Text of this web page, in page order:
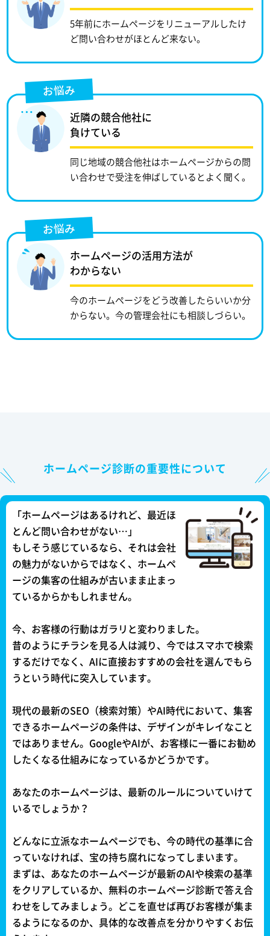
5年前にホームページをリニューアルしたけ
ど問い合わせがほとんど来ない。
お悩み
近隣の競合他社に
負けている
同じ地域の競合他社はホームページからの問
い合わせで受注を伸ばしているとよく聞く。
お悩み
ホームページの活用方法が
わからない
今のホームページをどう改善したらいいか分
からない。今の管理会社にも相談しづらい。
ホームページ診断の重要性について
「ホームページはあるけれど、最近ほ
とんど問い合わせがない…」
もしそう感じているなら、それは会社
の魅力がないからではなく、ホームペ
ージの集客の仕組みが古いまま止まっ
ているからかもしれません。
今、お客様の行動はガラリと変わりました。
昔のようにチラシを見る人は減り、今ではスマホで検索
するだけでなく、AIに直接おすすめの会社を選んでもら
うという時代に突入しています。
現代の最新のSEO（検索対策）やAI時代において、集客
できるホームページの条件は、デザインがキレイなこと
ではありません。GoogleやAIが、お客様に一番にお勧め
したくなる仕組みになっているかどうかです。
あなたのホームページは、最新のルールについていけて
いるでしょうか？
どんなに立派なホームページでも、今の時代の基準に合
っていなければ、宝の持ち腐れになってしまいます。
まずは、あなたのホームページが最新のAIや検索の基準
をクリアしているか、無料のホームページ診断で答え合
わせをしてみましょう。どこを直せば再びお客様が集ま
るようになるのか、具体的な改善点を分かりやすくお伝